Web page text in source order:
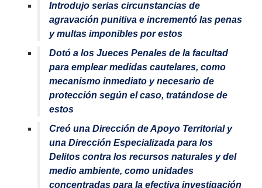
Introdujo serias circunstancias de
agravación punitiva e incrementó las penas
y multas imponibles por estos
Dotó a los Jueces Penales de la facultad
para emplear medidas cautelares, como
mecanismo inmediato y necesario de
protección según el caso, tratándose de
estos
Creó una Dirección de Apoyo Territorial y
una Dirección Especializada para los
Delitos contra los recursos naturales y del
medio ambiente, como unidades
concentradas para la efectiva investigación